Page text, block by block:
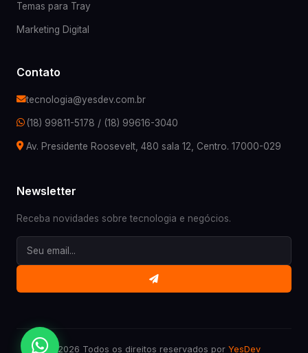
Temas para Tray
Marketing Digital
Contato
tecnologia@yesdev.com.br
(18) 99811-5178 / (18) 99616-3040
Av. Presidente Roosevelt, 480 sala 12, Centro. 17000-029
Newsletter
Receba novidades sobre tecnologia e negócios.
© 2026 Todos os direitos reservados por YesDev